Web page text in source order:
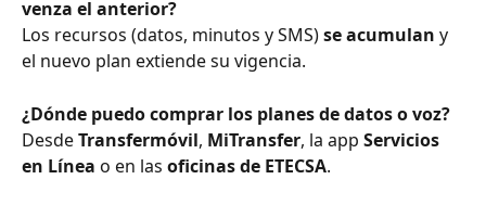
venza el anterior?
Los recursos (datos, minutos y SMS) se acumulan y
el nuevo plan extiende su vigencia.
¿Dónde puedo comprar los planes de datos o voz?
Desde Transfermóvil, MiTransfer, la app Servicios
en Línea o en las oficinas de ETECSA.